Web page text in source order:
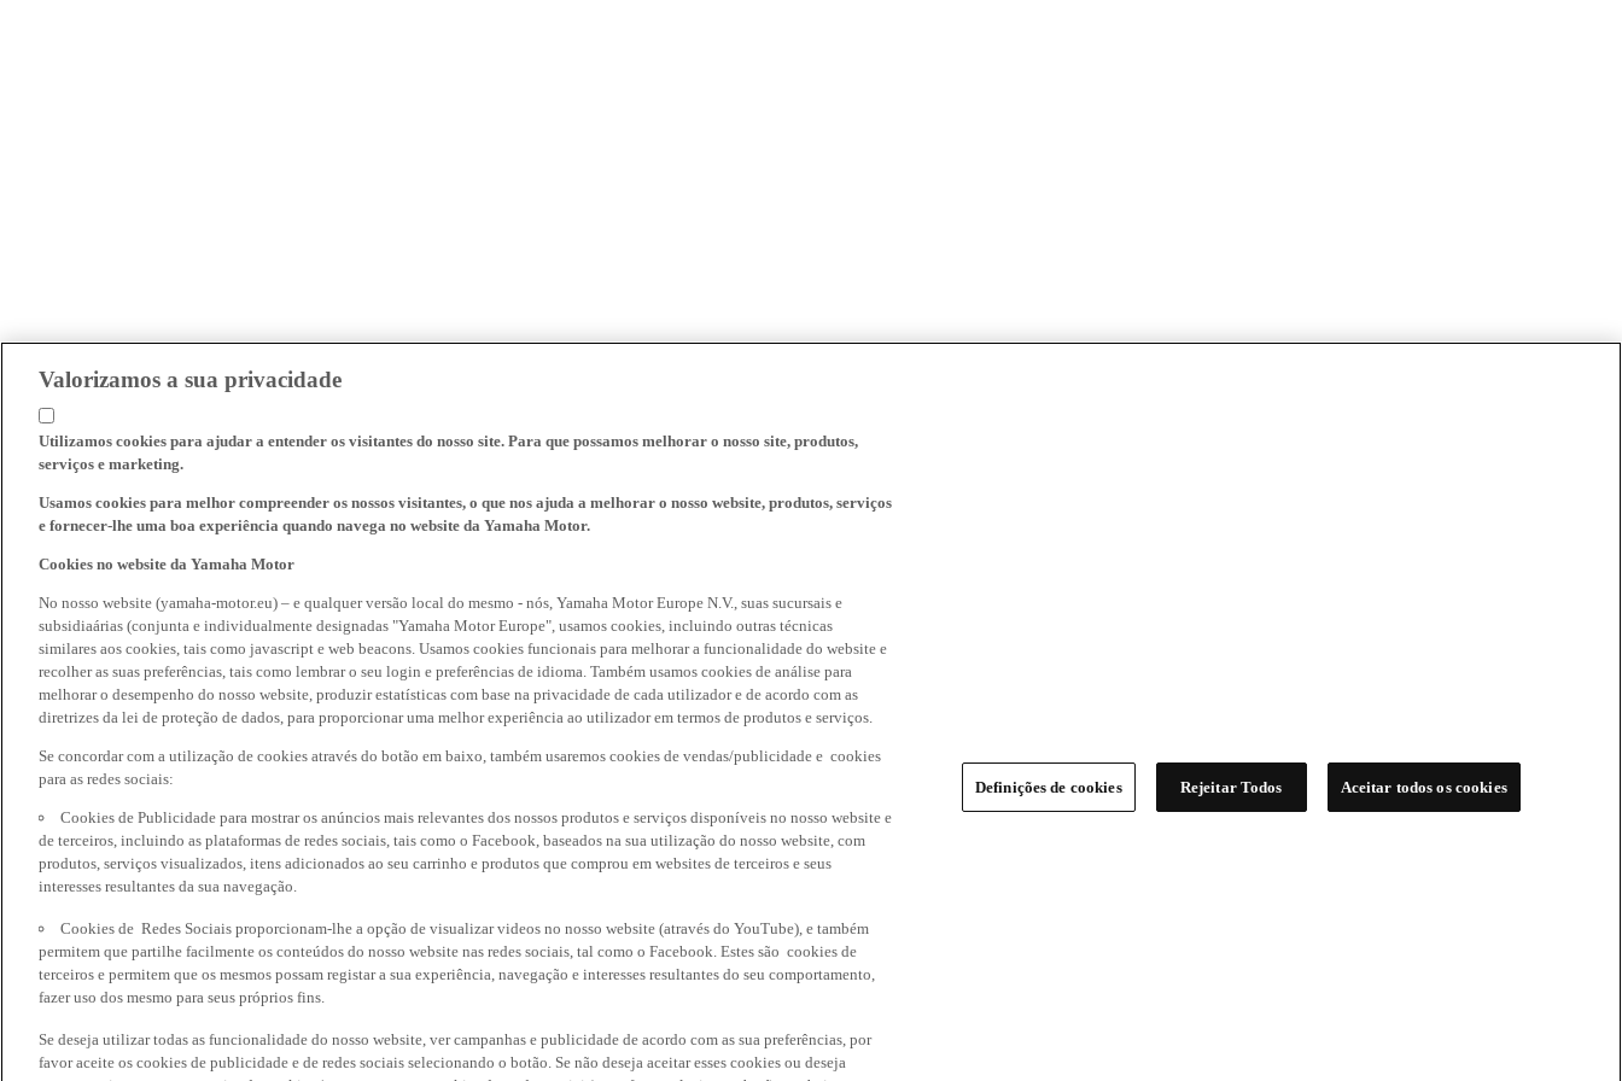
Valorizamos a sua privacidade
Utilizamos cookies para ajudar a entender os visitantes do nosso site. Para que possamos melhorar o nosso site, produtos,
serviços e marketing.
Usamos cookies para melhor compreender os nossos visitantes, o que nos ajuda a melhorar o nosso website, produtos, serviços
e fornecer-lhe uma boa experiência quando navega no website da Yamaha Motor.
Cookies no website da Yamaha Motor
No nosso website (yamaha-motor.eu) – e qualquer versão local do mesmo - nós, Yamaha Motor Europe N.V., suas sucursais e
subsidiaárias (conjunta e individualmente designadas "Yamaha Motor Europe", usamos cookies, incluindo outras técnicas
similares aos cookies, tais como javascript e web beacons. Usamos cookies funcionais para melhorar a funcionalidade do website e
recolher as suas preferências, tais como lembrar o seu login e preferências de idioma. Também usamos cookies de análise para
melhorar o desempenho do nosso website, produzir estatísticas com base na privacidade de cada utilizador e de acordo com as
diretrizes da lei de proteção de dados, para proporcionar uma melhor experiência ao utilizador em termos de produtos e serviços.
Se concordar com a utilização de cookies através do botão em baixo, também usaremos cookies de vendas/publicidade e cookies
para as redes sociais:
Cookies de Publicidade para mostrar os anúncios mais relevantes dos nossos produtos e serviços disponíveis no nosso website e
de terceiros, incluindo as plataformas de redes sociais, tais como o Facebook, baseados na sua utilização do nosso website, com
produtos, serviços visualizados, itens adicionados ao seu carrinho e produtos que comprou em websites de terceiros e seus
interesses resultantes da sua navegação.
Cookies de Redes Sociais proporcionam-lhe a opção de visualizar videos no nosso website (através do YouTube), e também
permitem que partilhe facilmente os conteúdos do nosso website nas redes sociais, tal como o Facebook. Estes são cookies de
terceiros e permitem que os mesmos possam registar a sua experiência, navegação e interesses resultantes do seu comportamento,
fazer uso dos mesmo para seus próprios fins.
Se deseja utilizar todas as funcionalidade do nosso website, ver campanhas e publicidade de acordo com as sua preferências, por
favor aceite os cookies de publicidade e de redes sociais selecionando o botão. Se não deseja aceitar esses cookies ou deseja
Definições de cookies Rejeitar Todos Aceitar todos os cookies